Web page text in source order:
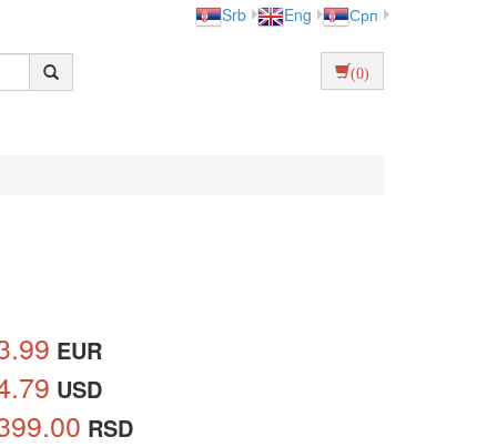
Srb Eng Срп
(0)
EUR
USD
RSD